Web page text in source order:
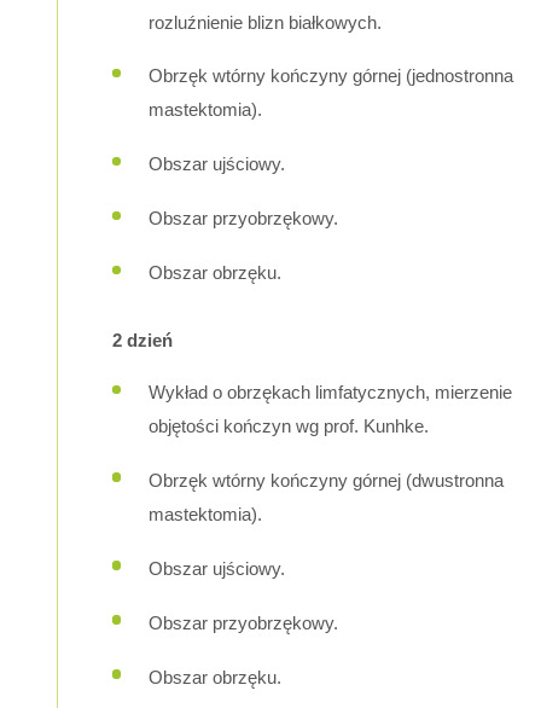
rozluźnienie blizn białkowych.
Obrzęk wtórny kończyny górnej (jednostronna
mastektomia).
Obszar ujściowy.
Obszar przyobrzękowy.
Obszar obrzęku.
2 dzień
Wykład o obrzękach limfatycznych, mierzenie
objętości kończyn wg prof. Kunhke.
Obrzęk wtórny kończyny górnej (dwustronna
mastektomia).
Obszar ujściowy.
Obszar przyobrzękowy.
Obszar obrzęku.